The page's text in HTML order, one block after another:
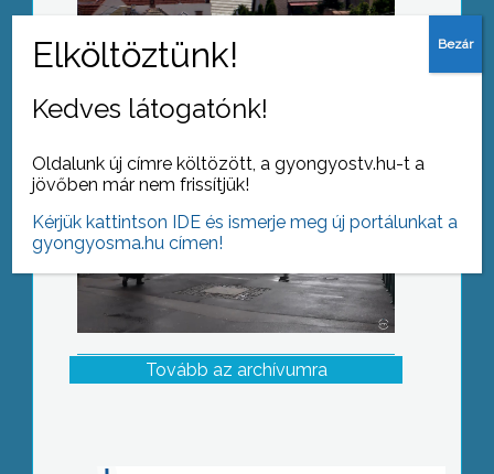
Betyárok is segítették a
Tovább az archívumra
Kedves látogatónk!
Oldalunk új címre költözött, a gyongyostv.hu-t a
jövőben már nem frissítjük!
Kérjük kattintson IDE és ismerje meg új portálunkat a
gyongyosma.hu címen!